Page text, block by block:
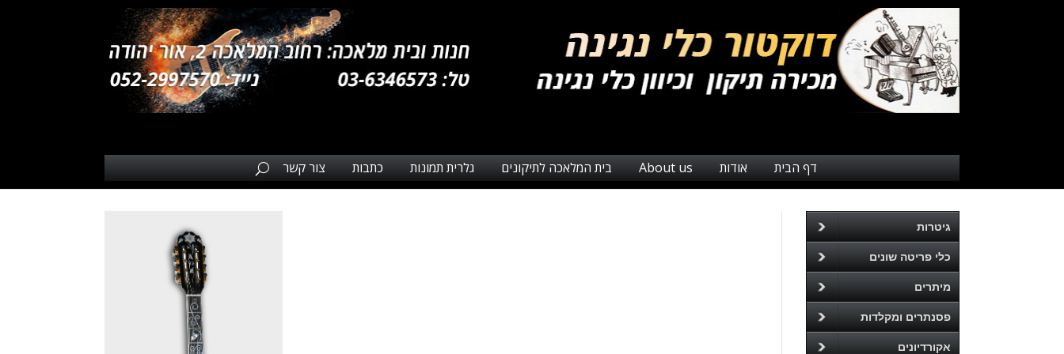
דף הבית אודות About us בית המלאכה לתיקונים גלרית תמונות כתבות צור קשר
גיטרות
כלי פריטה שונים
מיתרים
פסנתרים ומקלדות
אקורדיונים